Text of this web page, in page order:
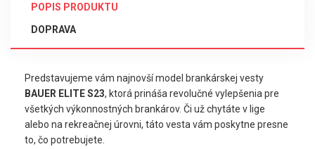
POPIS PRODUKTU
DOPRAVA
Predstavujeme vám najnovší model brankárskej vesty
BAUER ELITE S23, ktorá prináša revolučné vylepšenia pre
všetkých výkonnostných brankárov. Či už chytáte v lige
alebo na rekreačnej úrovni, táto vesta vám poskytne presne
to, čo potrebujete.